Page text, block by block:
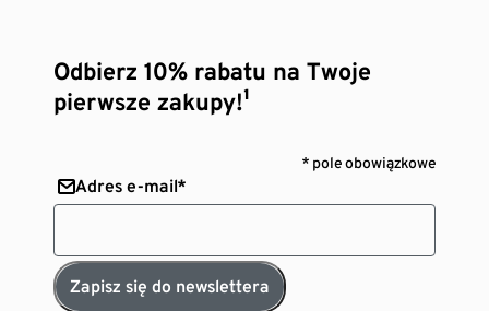
Odbierz 10% rabatu na Twoje
pierwsze zakupy!¹
* pole obowiązkowe
Adres e-mail*
Zapisz się do newslettera